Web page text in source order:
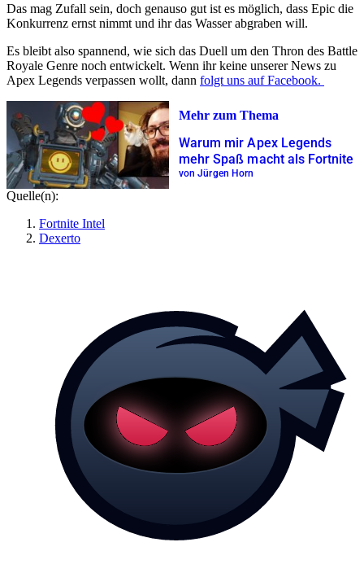
Das mag Zufall sein, doch genauso gut ist es möglich, dass Epic die
Konkurrenz ernst nimmt und ihr das Wasser abgraben will.
Es bleibt also spannend, wie sich das Duell um den Thron des Battle
Royale Genre noch entwickelt. Wenn ihr keine unserer News zu
Apex Legends verpassen wollt, dann folgt uns auf Facebook.
Mehr zum Thema
Warum mir Apex Legends
mehr Spaß macht als Fortnite
von Jürgen Horn
Quelle(n):
Fortnite Intel
Dexerto